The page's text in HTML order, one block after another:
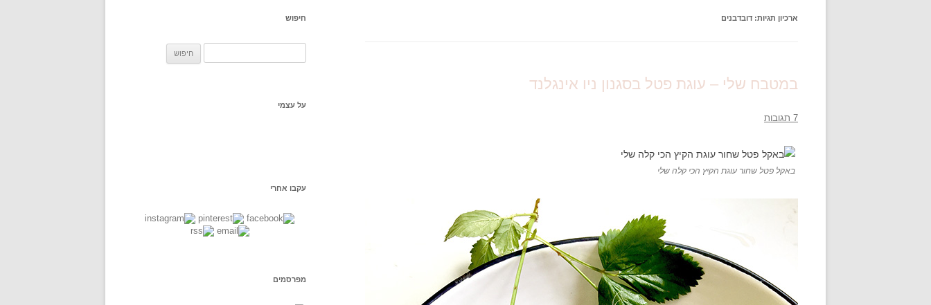
ארכיון תגיות: דובדבנים
במטבח שלי – עוגת פטל בסגנון ניו אינגלנד
7 תגובות
באקל פטל שחור עוגת הקיץ הכי קלה שלי
חיפוש
:על עצמי
עקבו אחרי
מפרסמים